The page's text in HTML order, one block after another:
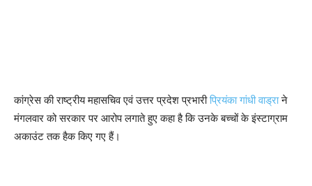
कांग्रेस की राष्ट्रीय महासचिव एवं उत्तर प्रदेश प्रभारीप्रियंका गांधी वाड्राने
मंगलवार को सरकार पर आरोप लगाते हुए कहा है कि उनके बच्चों के इंस्टाग्राम
अकाउंट तक हैक किए गए हैं।